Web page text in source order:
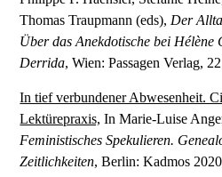
Thomas Traupmann (eds), Der
Über das Anekdotische bei Hélène
Derrida, Wien: Passagen Verlag,
In tief verbundener Abwesenheit.
Lektürepraxis, In Marie-Luise
Feministisches Spekulieren.
Zeitlichkeiten, Berlin: Kadmos